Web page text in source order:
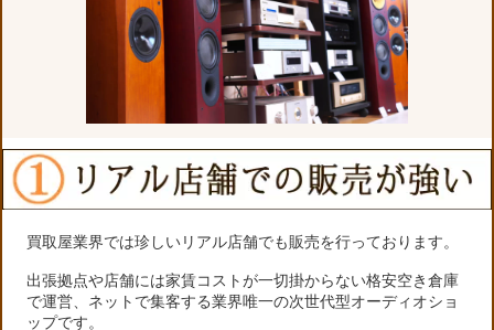
買取屋業界では珍しいリアル店舗でも販売を行っております。
出張拠点や店舗には家賃コストが一切掛からない格安空き倉庫
で運営、ネットで集客する業界唯一の次世代型オーディオショ
ップです。